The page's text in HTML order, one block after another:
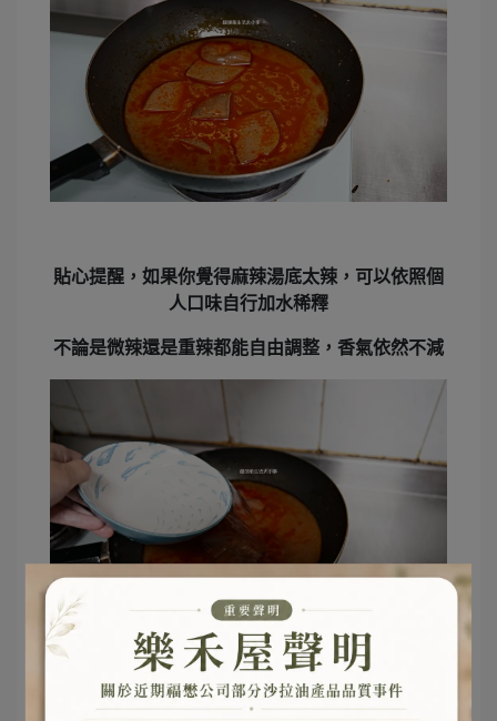
貼心提醒，如果你覺得麻辣湯底太辣 ，可以依照個
人口味 自行加水稀釋
不論是微辣還是重辣都能自由調整，香氣依然不減
還能加入自己喜歡的配料一起煮，整鍋煮起來香氣
爆棚、真的會一口接一口停不下來